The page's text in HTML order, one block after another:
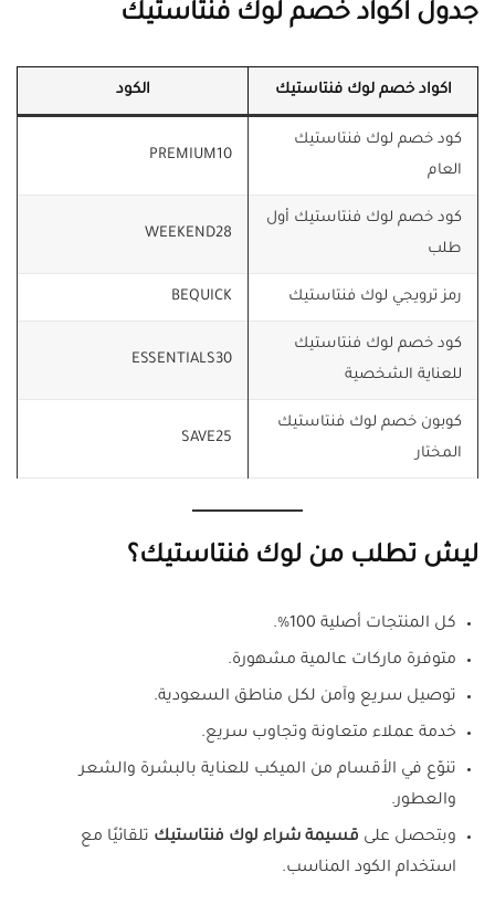
جدول اكواد خصم لوك فنتاستيك
اكواد خصم لوك فنتاستيك الكود
كود خصم لوك فنتاستيك
العام
PREMIUM10
كود خصم لوك فنتاستيك أول
طلب
WEEKEND28
رمز ترويجي لوك فنتاستيك BEQUICK
كود خصم لوك فنتاستيك
للعناية الشخصية
ESSENTIALS30
كوبون خصم لوك فنتاستيك
المختار
SAVE25
ليش تطلب من لوك فنتاستيك؟
كل المنتجات أصلية 100%.
متوفرة ماركات عالمية مشهورة.
توصيل سريع وآمن لكل مناطق السعودية.
خدمة عملاء متعاونة وتجاوب سريع.
تنوّع في الأقسام من الميكب للعناية بالبشرة والشعر
والعطور.
وبتحصل على قسيمة شراء لوك فنتاستيك تلقائيًا مع
استخدام الكود المناسب.